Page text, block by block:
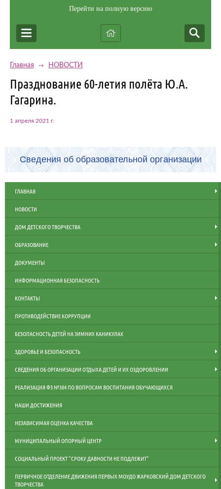
Перейти на полную версию
Главная → НОВОСТИ
Празднование 60-летия полёта Ю.А.
Гагарина.
1 апреля 2021 г.
Сведения об образовательной организации
ГЛАВНАЯ
НОВОСТИ
ДОМ ДЕТСКОГО ТВОРЧЕСТВА
ОБРАЗОВАНИЕ
ДОКУМЕНТЫ
ИНФОРМАЦИОННАЯ БЕЗОПАСНОСТЬ
КОНТАКТЫ
ПРОТИВОДЕЙСТВИЕ КОРРУПЦИИ
БЕЗОПАСНОСТЬ ДЕТЕЙ НА ЗИМНИХ КАНИКУЛАХ
ЗДОРОВЬЕ И БЕЗОПАСНОСТЬ
СВЕДЕНИЯ ОБ ОРГАНИЗАЦИИ ОТДЫХА ДЕТЕЙ И ИХ ОЗДОРОВЛЕНИИ
РЕАЛИЗАЦИЯ ФЗ №304 ПО ВОПРОСАМ ВОСПИТАНИЯ ОБУЧАЮЩИХСЯ
НАШИ ДОСТИЖЕНИЯ
НЕЗАВИСИМАЯ ОЦЕНКА КАЧЕСТВА
МУНИЦИПАЛЬНЫЙ ОПОРНЫЙ ЦЕНТР
СОЦИАЛЬНЫЙ ПРОЕКТ "СРОКУ ДАВНОСТИ НЕ ПОДЛЕЖИТ"
ПЕРВИЧНОЕ ОТДЕЛЕНИЕ ДВИЖЕНИЯ ПЕРВЫХ МОУДО ЖАРКОВСКИЙ ДОМ ДЕТСКОГО
ТВОРЧЕСТВА